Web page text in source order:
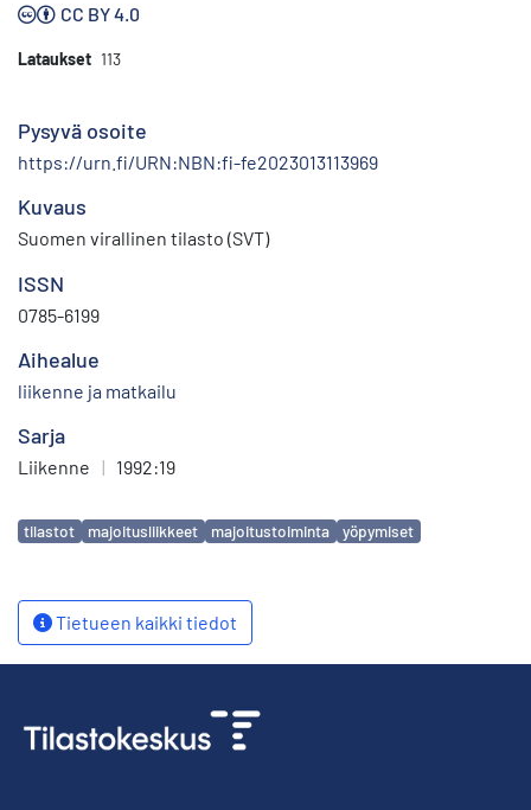
CC BY 4.0
Lataukset 113
Pysyvä osoite
https://urn.fi/URN:NBN:fi-fe2023013113969
Kuvaus
Suomen virallinen tilasto (SVT)
ISSN
0785-6199
Aihealue
liikenne ja matkailu
Sarja
Liikenne | 1992:19
Avainsanat
tilastot majoitusliikkeet majoitustoiminta yöpymiset
Tietueen kaikki tiedot